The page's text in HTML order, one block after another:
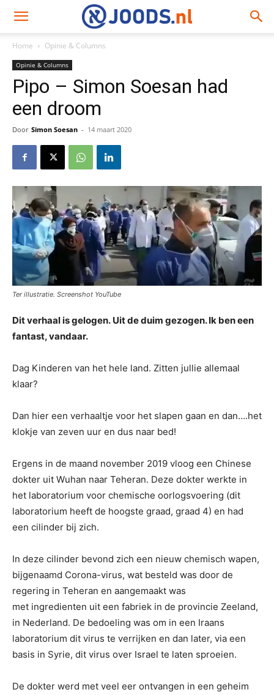
Home Opinie & Columns
Opinie & Columns
Pipo – Simon Soesan had
een droom
Door Simon Soesan - 14 maart 2020
Ter illustratie. Screenshot YouTube
Dit verhaal is gelogen. Uit de duim gezogen. Ik ben een
fantast, vandaar.
Dag Kinderen van het hele land. Zitten jullie allemaal
klaar?
Dan hier een verhaaltje voor het slapen gaan en dan….het
klokje van zeven uur en dus naar bed!
Ergens in de maand november 2019 vloog een Chinese
dokter uit Wuhan naar Teheran. Deze dokter werkte in
het laboratorium voor chemische oorlogsvoering (dit
laboratorium heeft de hoogste graad, graad 4) en had
een cilinder bij zich.
In deze cilinder bevond zich een nieuw chemisch wapen,
bijgenaamd Corona-virus, wat besteld was door de
regering in Teheran en aangemaakt was
met ingredienten uit een fabriek in de provincie Zeeland,
in Nederland. De bedoeling was om in een Iraans
laboratorium dit virus te verrijken en dan later, via een
basis in Syrie, dit virus over Israel te laten sproeien.
De dokter werd met veel eer ontvangen in een geheim